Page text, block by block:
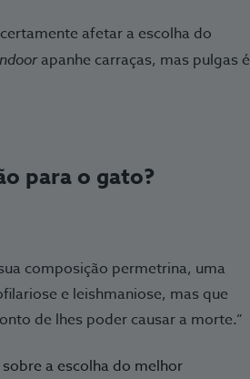
afetar a escolha do
apanhe carraças, mas pulgas é
para o gato?
composição permetrina, uma
e leishmaniose, mas que
de lhes poder causar a morte.”
a escolha do melhor